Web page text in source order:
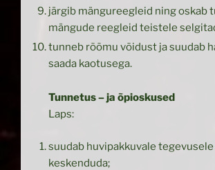
järgib mängureegleid ning oskab
mängude reegleid teistele
tunneb rõõmu võidust ja suudab
saada kaotusega.
Tunnetus – ja õpioskused
Laps:
suudab huvipakkuvale tegevusele
keskenduda;